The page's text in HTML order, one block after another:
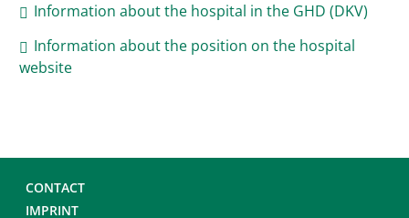
Information about the hospital in the GHD (DKV)
Information about the position on the hospital
website
CONTACT
IMPRINT